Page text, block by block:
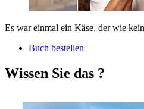
Es war einmal ein Käse, der wie
Buch bestellen
Wissen Sie das ?